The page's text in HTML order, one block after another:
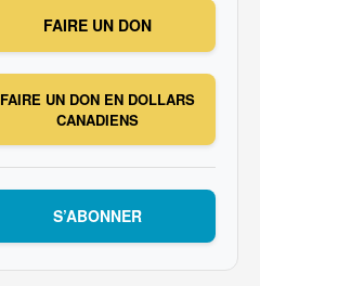
FAIRE UN DON
FAIRE UN DON EN DOLLARS
CANADIENS
S’ABONNER